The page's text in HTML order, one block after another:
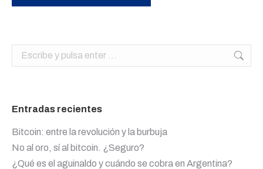
Buscar:
Entradas recientes
Bitcoin: entre la revolución y la burbuja
No al oro, sí al bitcoin. ¿Seguro?
¿Qué es el aguinaldo y cuándo se cobra en Argentina?